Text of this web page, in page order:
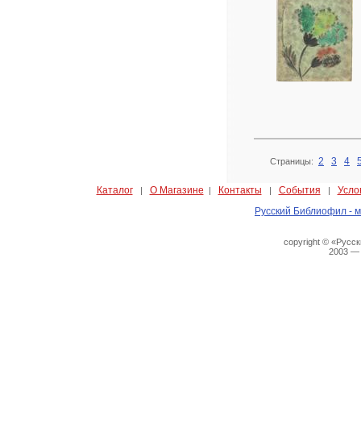
Страницы: 2 3 4
Каталог| О Магазине | Контакты | События |
Русский Библиофил -
copyright ©
2003 —